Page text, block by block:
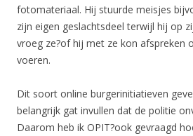
fotomateriaal. Hij stuurde meisjes
zijn eigen geslachtsdeel terwijl hij op
vroeg ze?of hij met ze kon afspreken
voeren.
Dit soort online burgerinitiatieven
belangrijk gat invullen dat de politie
Daarom heb ik OPIT?ook gevraagd